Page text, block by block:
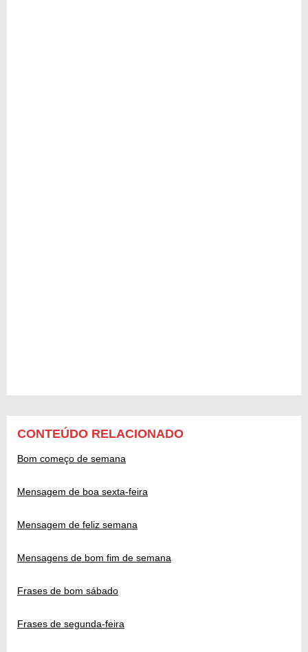
CONTEÚDO RELACIONADO
Bom começo de semana
Mensagem de boa sexta-feira
Mensagem de feliz semana
Mensagens de bom fim de semana
Frases de bom sábado
Frases de segunda-feira